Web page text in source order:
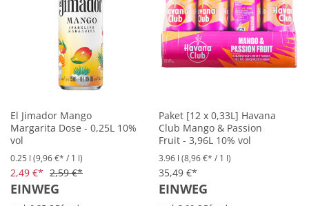
El Jimador Mango
Margarita Dose - 0,25L 10%
vol
0.25 l (9,96 €* / 1 l)
2,49 €* 2,59 €*
EINWEG
Paket [12 x 0,33L] Havana
Club Mango & Passion
Fruit - 3,96L 10% vol
3.96 l (8,96 €* / 1 l)
35,49 €*
EINWEG